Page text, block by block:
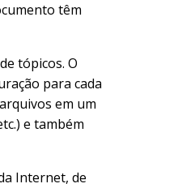
têm
tópicos. O
para cada
em um
e também
Internet, de